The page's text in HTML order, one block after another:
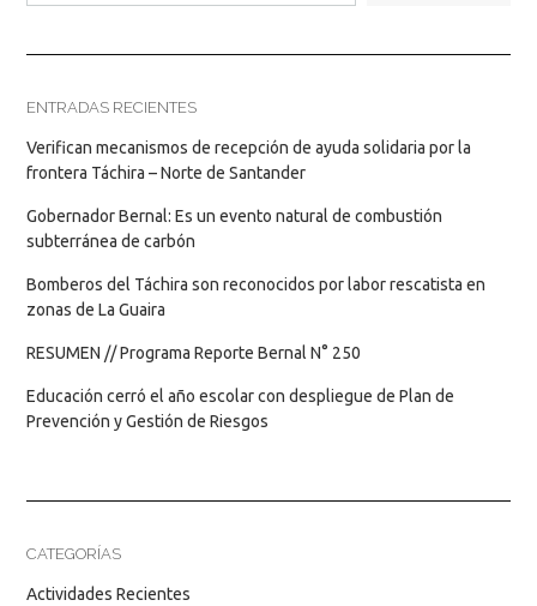
ENTRADAS RECIENTES
Verifican mecanismos de recepción de ayuda solidaria por la
frontera Táchira – Norte de Santander
Gobernador Bernal: Es un evento natural de combustión
subterránea de carbón
Bomberos del Táchira son reconocidos por labor rescatista en
zonas de La Guaira
RESUMEN // Programa Reporte Bernal N° 250
Educación cerró el año escolar con despliegue de Plan de
Prevención y Gestión de Riesgos
CATEGORÍAS
Actividades Recientes